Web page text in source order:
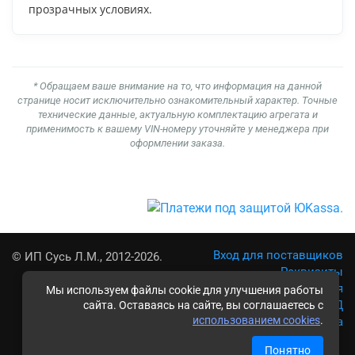
Мы используем файлы cookie для улучшения работы
сайта. Оставаясь на сайте, вы соглашаетесь с
использованием cookies.
Понятно
прозрачных условиях.
* Обращаем ваше внимание на то, что информация на данной
странице носит исключительно ознакомительный характер. Точные
технические данные, актуальную комплектацию агрегата и
применимость к вашему VIN-номеру уточняйте у менеджера при
оформлении заказа.
© ИП Сусь Л.М., 2012-2026.
Вход для поставщиков
Реквизиты
Условия использования
Политика обработки ПД
Карта сайта